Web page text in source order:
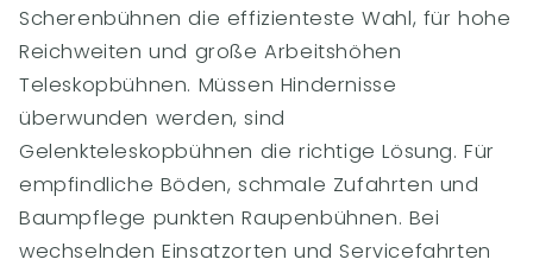
Scherenbühnen die effizienteste Wahl, für hohe
Reichweiten und große Arbeitshöhen
Teleskopbühnen. Müssen Hindernisse
überwunden werden, sind
Gelenkteleskopbühnen die richtige Lösung. Für
empfindliche Böden, schmale Zufahrten und
Baumpflege punkten Raupenbühnen. Bei
wechselnden Einsatzorten und Servicefahrten